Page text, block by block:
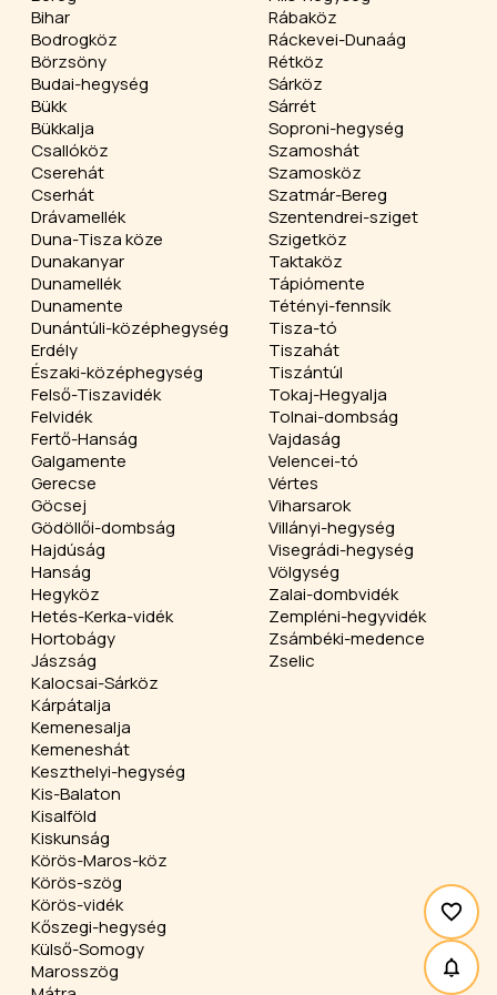
Bihar
Bodrogköz
Börzsöny
Budai-hegység
Bükk
Bükkalja
Csallóköz
Cserehát
Cserhát
Drávamellék
Duna-Tisza köze
Dunakanyar
Dunamellék
Dunamente
Dunántúli-középhegység
Erdély
Északi-középhegység
Felső-Tiszavidék
Felvidék
Fertő-Hanság
Galgamente
Gerecse
Göcsej
Gödöllői-dombság
Hajdúság
Hanság
Hegyköz
Hetés-Kerka-vidék
Hortobágy
Jászság
Kalocsai-Sárköz
Kárpátalja
Kemenesalja
Kemeneshát
Keszthelyi-hegység
Kis-Balaton
Kisalföld
Kiskunság
Körös-Maros-köz
Körös-szög
Körös-vidék
Kőszegi-hegység
Külső-Somogy
Marosszög
Rábaköz
Ráckevei-Dunaág
Rétköz
Sárköz
Sárrét
Soproni-hegység
Szamoshát
Szamosköz
Szatmár-Bereg
Szentendrei-sziget
Szigetköz
Taktaköz
Tápiómente
Tétényi-fennsík
Tisza-tó
Tiszahát
Tiszántúl
Tokaj-Hegyalja
Tolnai-dombság
Vajdaság
Velencei-tó
Vértes
Viharsarok
Villányi-hegység
Visegrádi-hegység
Völgység
Zalai-dombvidék
Zempléni-hegyvidék
Zsámbéki-medence
Zselic